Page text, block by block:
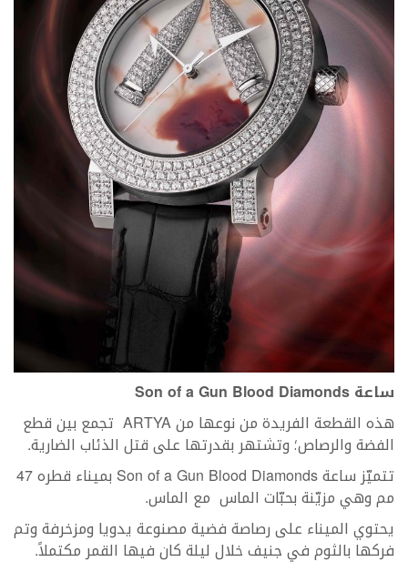
ساعةSon of a Gun Blood Diamonds
هذه القطعة الفريدة من نوعها من ARTYA تجمع بين قطع
الفضة والرصاص؛ وتشتهر بقدرتها على قتل الذئاب الضارية.
تتميّز ساعة Son of a Gun Blood Diamonds بميناء قطره 47
مم وهي مزيّنة بحبّات الماس مع الماس.
يحتوي الميناء على رصاصة فضية مصنوعة يدويا ومزخرفة وتم
فركها بالثوم في جنيف خلال ليلة كان فيها القمر مكتملاً.